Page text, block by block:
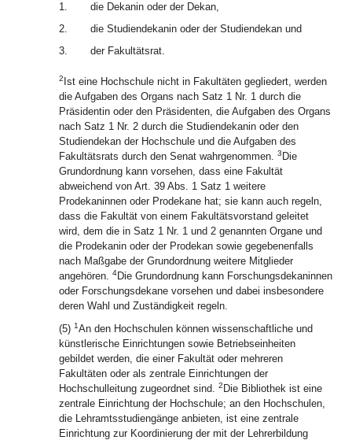
1.
die Dekanin oder der Dekan,
2.
die Studiendekanin oder der Studiendekan und
3.
der Fakultätsrat.
2 Ist eine Hochschule nicht in Fakultäten gegliedert, werden
die Aufgaben des Organs nach Satz 1 Nr. 1 durch die
Präsidentin oder den Präsidenten, die Aufgaben des Organs
nach Satz 1 Nr. 2 durch die Studiendekanin oder den
Studiendekan der Hochschule und die Aufgaben des
Fakultätsrats durch den Senat wahrgenommen. 3 Die
Grundordnung kann vorsehen, dass eine Fakultät
abweichend von Art. 39 Abs. 1 Satz 1 weitere
Prodekaninnen oder Prodekane hat; sie kann auch regeln,
dass die Fakultät von einem Fakultätsvorstand geleitet
wird, dem die in Satz 1 Nr. 1 und 2 genannten Organe und
die Prodekanin oder der Prodekan sowie gegebenenfalls
nach Maßgabe der Grundordnung weitere Mitglieder
angehören. 4Die Grundordnung kann Forschungsdekaninnen
oder Forschungsdekane vorsehen und dabei insbesondere
deren Wahl und Zuständigkeit regeln.
(5) 1An den Hochschulen können wissenschaftliche und
künstlerische Einrichtungen sowie Betriebseinheiten
gebildet werden, die einer Fakultät oder mehreren
Fakultäten oder als zentrale Einrichtungen der
Hochschulleitung zugeordnet sind. 2 Die Bibliothek ist eine
zentrale Einrichtung der Hochschule; an den Hochschulen,
die Lehramtsstudiengänge anbieten, ist eine zentrale
Einrichtung zur Koordinierung der mit der Lehrerbildung